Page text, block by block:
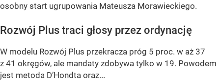
osobny start ugrupowania Mateusza Morawieckiego.
Rozwój Plus traci głosy przez ordynację
W modelu Rozwój Plus przekracza próg 5 proc. w aż 37
z 41 okręgów, ale mandaty zdobywa tylko w 19. Powodem
jest metoda D’Hondta oraz...